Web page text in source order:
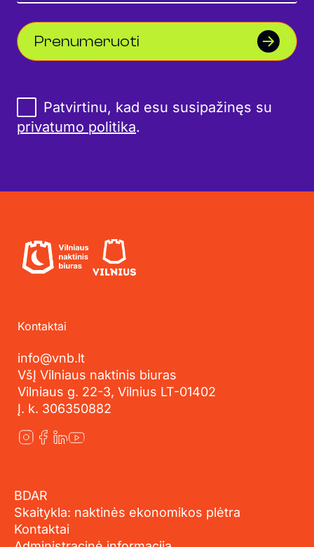
Prenumeruoti
Patvirtinu, kad esu susipažinęs su
privatumo politika.
Kontaktai
info@vnb.lt
VšĮ Vilniaus naktinis biuras
Vilniaus g. 22-3, Vilnius LT-01402
Į. k. 306350882
BDAR
Skaitykla: naktinės ekonomikos plėtra
Kontaktai